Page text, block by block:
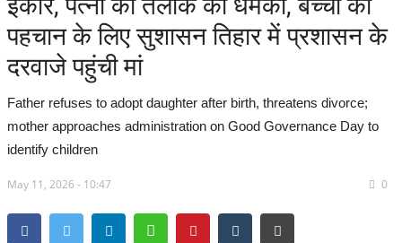
सरगुजा संभाग
बिलासपुर संभाग
रायपुर संभाग
दुर्ग संभाग
बस्तर संभाग
पहचान के लिए सुशासन तिहार में प्रशासन के
दरवाजे पहुंची मां
Father refuses to adopt daughter after birth, threatens divorce;
mother approaches administration on Good Governance Day to
identify children
May 11, 2026 - 10:47 0